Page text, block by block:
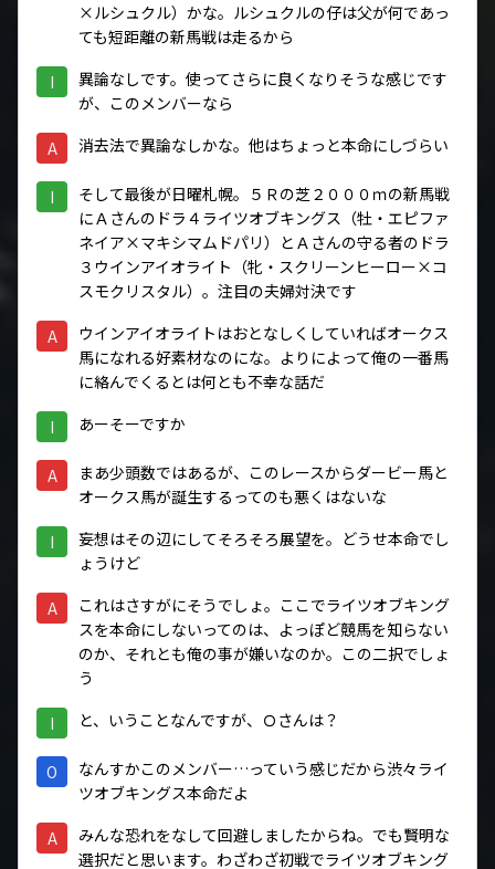
×ルシュクル）かな。ルシュクルの仔は父が何であっ
ても短距離の新馬戦は走るから
I
異論なしです。使ってさらに良くなりそうな感じです
が、このメンバーなら
A 消去法で異論なしかな。他はちょっと本命にしづらい
I
そして最後が日曜札幌。５Ｒの芝２０００ｍの新馬戦
にＡさんのドラ４ライツオブキングス（牡・エピファ
ネイア×マキシマムドパリ）とＡさんの守る者のドラ
３ウインアイオライト（牝・スクリーンヒーロー×コ
スモクリスタル）。注目の夫婦対決です
A
ウインアイオライトはおとなしくしていればオークス
馬になれる好素材なのにな。よりによって俺の一番馬
に絡んでくるとは何とも不幸な話だ
I あーそーですか
A
まあ少頭数ではあるが、このレースからダービー馬と
オークス馬が誕生するってのも悪くはないな
I
妄想はその辺にしてそろそろ展望を。どうせ本命でし
ょうけど
A
これはさすがにそうでしょ。ここでライツオブキング
スを本命にしないってのは、よっぽど競馬を知らない
のか、それとも俺の事が嫌いなのか。この二択でしょ
う
I と、いうことなんですが、Ｏさんは？
O
なんすかこのメンバー…っていう感じだから渋々ライ
ツオブキングス本命だよ
A
みんな恐れをなして回避しましたからね。でも賢明な
選択だと思います。わざわざ初戦でライツオブキング